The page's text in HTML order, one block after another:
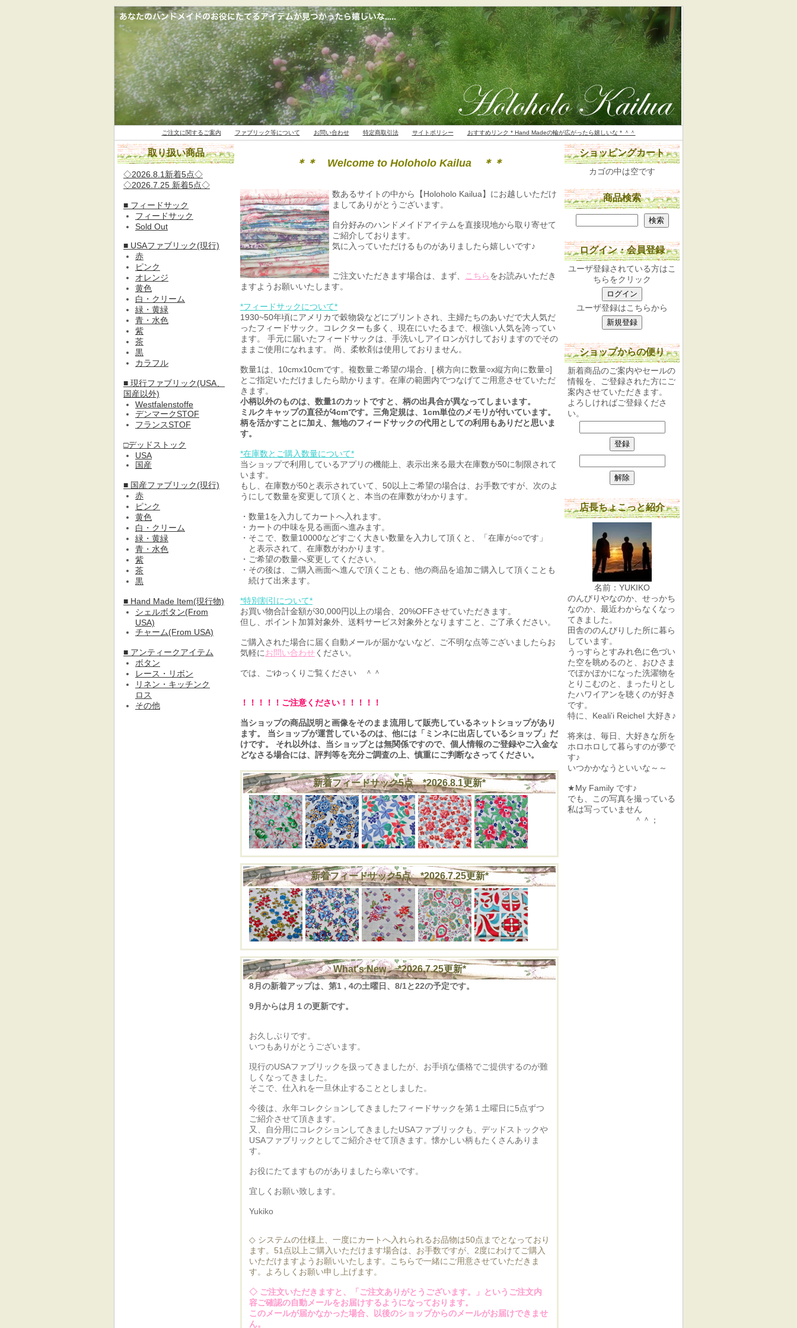
ご注文に関するご案内 ファブリック等について お問い合わせ 特定商取引法 サイトポリシー おすすめリンク * Hand Madeの輪が広がったら嬉しいな * ＾＾
取り扱い商品
◇2026.8.1新着5点◇
◇2026.7.25 新着5点◇
■ フィードサック
フィードサック
Sold Out
■ USAファブリック(現行)
赤
ピンク
オレンジ
黄色
白・クリーム
緑・黄緑
青・水色
紫
茶
黒
カラフル
■ 現行ファブリック(USA、
国産以外)
Westfalenstoffe
デンマークSTOF
フランスSTOF
□デッドストック
USA
国産
■ 国産ファブリック(現行)
赤
ピンク
黄色
白・クリーム
緑・黄緑
青・水色
紫
茶
黒
■ Hand Made Item(現行物)
シェルボタン(From
USA)
チャーム(From USA)
■ アンティークアイテム
ボタン
レース・リボン
リネン・キッチンク
ロス
その他
＊＊ Welcome to Holoholo Kailua ＊＊
数あるサイトの中から【Holoholo Kailua】にお越しいただけ
ましてありがとうございます。
自分好みのハンドメイドアイテムを直接現地から取り寄せて
ご紹介しております。
気に入っていただけるものがありましたら嬉しいです♪
ご注文いただきます場合は、まず、 こちらをお読みいただき
ますようお願いいたします。
*フィードサックについて*
1930~50年頃にアメリカで穀物袋などにプリントされ、主婦たちのあいだで大人気だ
ったフィードサック。コレクターも多く、現在にいたるまで、根強い人気を誇ってい
ます。 手元に届いたフィードサックは、手洗いしアイロンがけしておりますのでその
ままご使用になれます。 尚、柔軟剤は使用しておりません。
数量1は、10cmx10cmです。複数量ご希望の場合、[ 横方向に数量○x縦方向に数量○]
とご指定いただけましたら助かります。在庫の範囲内でつなげてご用意させていただ
きます。
小柄以外のものは、数量1のカットですと、柄の出具合が異なってしまいます。
ミルクキャップの直径が4cmです。三角定規は、1cm単位のメモリが付いています。
柄を活かすことに加え、無地のフィードサックの代用としての利用もありだと思いま
す。
*在庫数とご購入数量について*
当ショップで利用しているアプリの機能上、表示出来る最大在庫数が50に制限されて
います。
もし、在庫数が50と表示されていて、50以上ご希望の場合は、お手数ですが、次のよ
うにして数量を変更して頂くと、本当の在庫数がわかります。
・数量1を入力してカートへ入れます。
・カートの中味を見る画面へ進みます。
・そこで、数量10000などすごく大きい数量を入力して頂くと、「在庫が○○です」
と表示されて、在庫数がわかります。
・ご希望の数量へ変更してください。
・その後は、ご購入画面へ進んで頂くことも、他の商品を追加ご購入して頂くことも
続けて出来ます。
*特別割引について*
お買い物合計金額が30,000円以上の場合、20%OFFさせていただきます。
但し、ポイント加算対象外、送料サービス対象外となりますこと、ご了承ください。
ご購入された場合に届く自動メールが届かないなど、ご不明な点等ございましたらお
気軽にお問い合わせ ください。
では、ごゆっくりご覧ください ＾＾
！！！！！ご注意ください！！！！！
当ショップの商品説明と画像をそのまま流用して販売しているネットショップがあり
ます。 当ショップが運営しているのは、他には「ミンネに出店しているショップ」だ
けです。 それ以外は、当ショップとは無関係ですので、個人情報のご登録やご入金な
どなさる場合には、評判等を充分ご調査の上、慎重にご判断なさってください。
新着フィードサック5点 *2026.8.1更新*
新着フィードサック5点 *2026.7.25更新*
What's New *2026.7.25更新*
8月の新着アップは、第1 , 4の土曜日、8/1と22の予定です。
9月からは月１の更新です。
お久しぶりです。
いつもありがとうございます。
現行のUSAファブリックを扱ってきましたが、お手頃な価格でご提供するのが難
しくなってきました。
そこで、仕入れを一旦休止することとしました。
今後は、永年コレクションしてきましたフィードサックを第１土曜日に5点ずつ
ご紹介させて頂きます。
又、自分用にコレクションしてきましたUSAファブリックも、デッドストックや
USAファブリックとしてご紹介させて頂きます。懐かしい柄もたくさんありま
す。
お役にたてますものがありましたら幸いです。
宜しくお願い致します。
Yukiko
◇ システムの仕様上、一度にカートへ入れられるお品物は50点までとなっており
ます。51点以上ご購入いただけます場合は、お手数ですが、2度にわけてご購入
いただけますようお願いいたします。こちらで一緒にご用意させていただきま
す。よろしくお願い申し上げます。
◇ ご注文いただきますと、「ご注文ありがとうございます。」というご注文内
容ご確認の自動メールをお届けするようになっております。
このメールが届かなかった場合、以後のショップからのメールがお届けできませ
ん。
ショッピングカート
カゴの中は空です
商品検索
ログイン・会員登録
ユーザ登録されている方はこ
ちらをクリック
ユーザ登録はこちらから
ショップからの便り
新着商品のご案内やセールの
情報を、ご登録された方にご
案内させていただきます。
よろしければご登録くださ
い。
店長ちょこっと紹介
名前：YUKIKO
のんびりやなのか、せっかち
なのか、最近わからなくなっ
てきました。
田舎ののんびりした所に暮ら
しています。
うっすらとすみれ色に色づい
た空を眺めるのと、おひさま
でぽかぽかになった洗濯物を
とりこむのと、まったりとし
たハワイアンを聴くのが好き
です。
特に、Keali'i Reichel 大好き♪
将来は、毎日、大好きな所を
ホロホロして暮らすのが夢で
す♪
いつかかなうといいな～～
★My Family です♪
でも、この写真を撮っている
私は写っていません
＾＾；